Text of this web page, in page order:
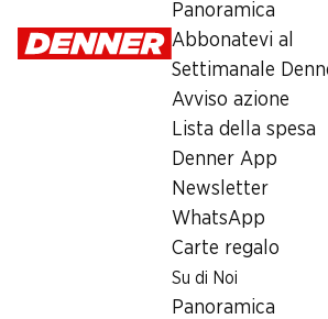
Panoramica
Abbonatevi al
Settimanale
Avviso azione
Lista della spesa
Denner App
Newsletter
WhatsApp
Carte regalo
Su di Noi
Panoramica
Prelievo di contanti con